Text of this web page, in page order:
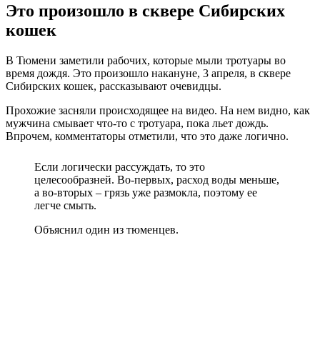
Это произошло в сквере Сибирских
кошек
В Тюмени заметили рабочих, которые мыли тротуары во
время дождя. Это произошло накануне, 3 апреля, в сквере
Сибирских кошек, рассказывают очевидцы.
Прохожие засняли происходящее на видео. На нем видно, как
мужчина смывает что-то с тротуара, пока льет дождь.
Впрочем, комментаторы отметили, что это даже логично.
Если логически рассуждать, то это
целесообразней. Во-первых, расход воды меньше,
а во-вторых – грязь уже размокла, поэтому ее
легче смыть.
Объяснил один из тюменцев.